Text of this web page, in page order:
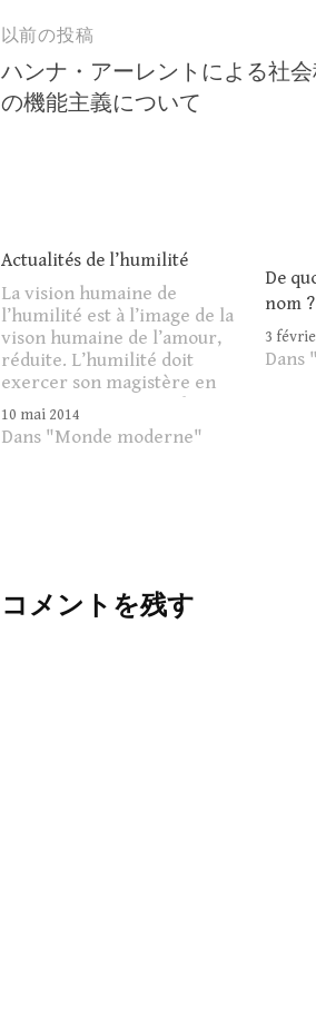
投
稿
ー
シ
ョ
ン
以前の投稿
ハンナ・アーレントによる社
の機能主義について
Actualités de l’humilité
La vision humaine de
l’humilité est à l’image de la
vison humaine de l’amour,
réduite. L’humilité doit
exercer son magistère en
tout temps et en tous lieux.
L’humilité n’admet pas que
l’on choisisse si elle
10 mai 2014
Dans "Monde moderne"
De
nom ?
3
Dans
コメントを残す